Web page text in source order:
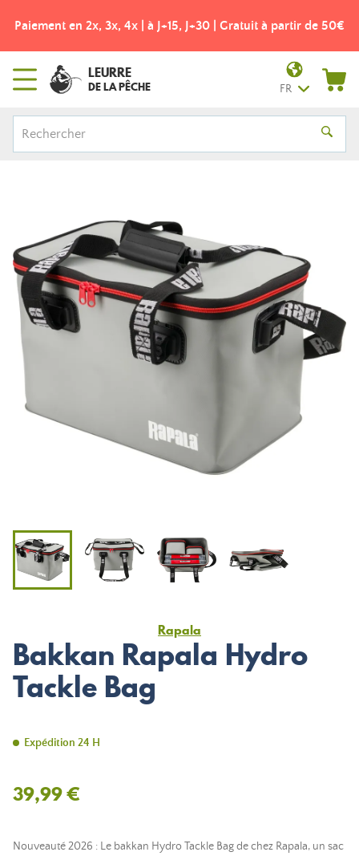
Paiement en 2x, 3x, 4x | à J+15, J+30 | Gratuit à partir de 50€
LEURRE
DE LA PÊCHE FR
Rapala
Bakkan Rapala Hydro
Tackle Bag
Expédition 24 H
39,99 €
Nouveauté 2026 : Le bakkan Hydro Tackle Bag de chez Rapala, un sac